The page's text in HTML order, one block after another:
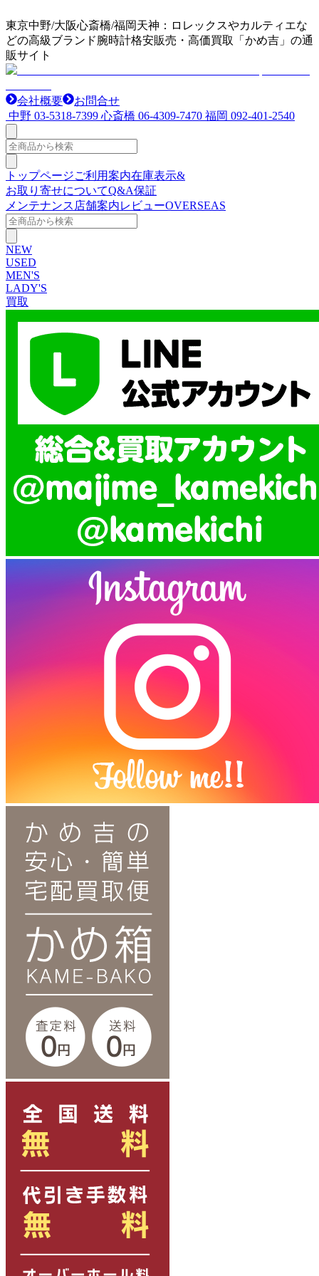
東京中野/大阪心斎橋/福岡天神：ロレックスやカルティエな
どの高級ブランド腕時計格安販売・高価買取「かめ吉」の通
販サイト
会社概要
お問合せ
中野 03-5318-7399 心斎橋 06-4309-7470 福岡 092-401-2540
トップページご利用案内在庫表示&
お取り寄せについてQ&A保証
メンテナンス 店舗案内レビューOVERSEAS
NEW
USED
MEN'S
LADY'S
買取